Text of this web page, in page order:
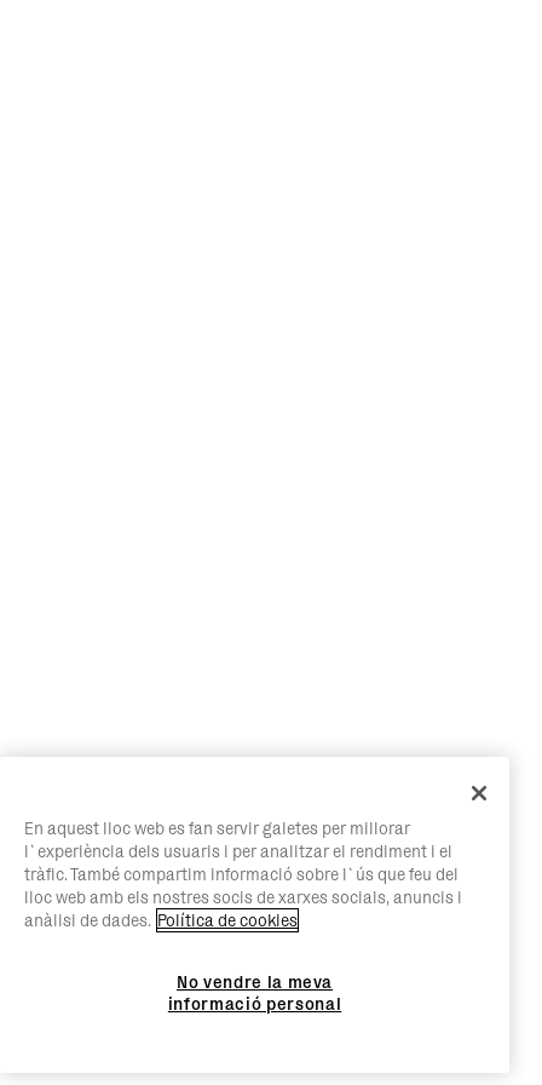
En aquest lloc web es fan servir galetes per millorar
l`experiència dels usuaris i per analitzar el rendiment i el
tràfic. També compartim informació sobre l`ús que feu del
lloc web amb els nostres socis de xarxes socials, anuncis i
anàlisi de dades. Política de cookies
No vendre la meva
informació personal